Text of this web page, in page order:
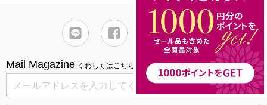
Mail Magazine くわしくはこちら